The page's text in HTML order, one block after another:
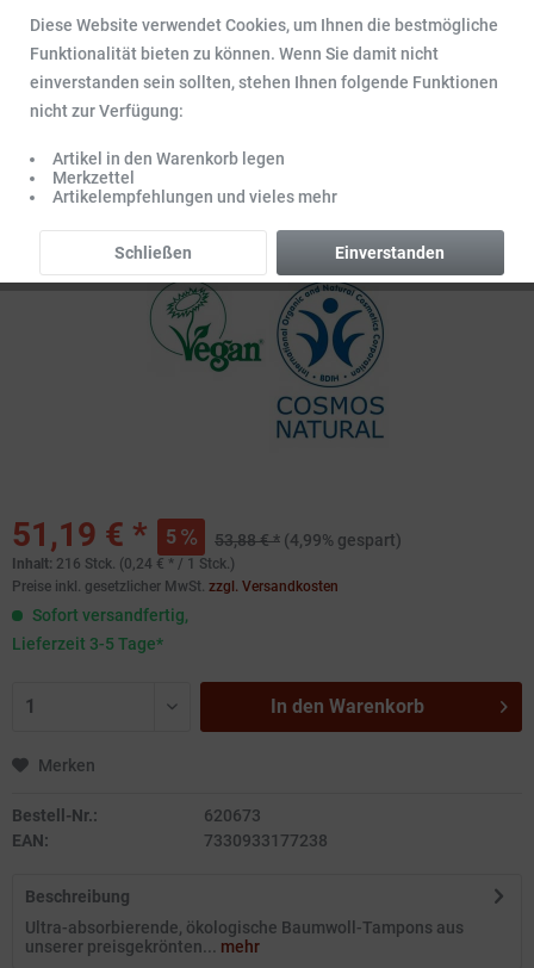
51,19 € * 5 53,88 € * (4,99% gespart)
Inhalt: 216 Stck. (0,24 € * / 1 Stck.)
Preise inkl. gesetzlicher MwSt. zzgl. Versandkosten
Sofort versandfertig,
Lieferzeit 3-5 Tage*
In den Warenkorb
Merken
Bestell-Nr.:
620673
EAN:
7330933177238
Beschreibung
Ultra-absorbierende, ökologische Baumwoll-Tampons aus
unserer preisgekrönten... mehr
Diese Website verwendet Cookies, um Ihnen die bestmögliche
Funktionalität bieten zu können. Wenn Sie damit nicht
einverstanden sein sollten, stehen Ihnen folgende Funktionen
nicht zur Verfügung:
Artikel in den Warenkorb legen
Merkzettel
Artikelempfehlungen und vieles mehr
Einverstanden
Schließen